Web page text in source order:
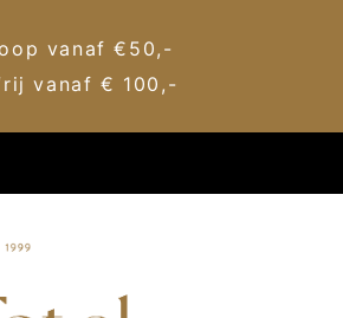
vanaf €50,-
vanaf € 100,-